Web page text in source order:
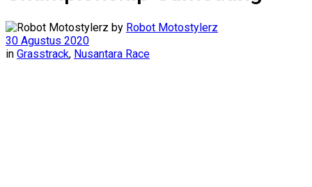
by Robot Motostylerz
30 Agustus 2020
in Grasstrack, Nusantara Race